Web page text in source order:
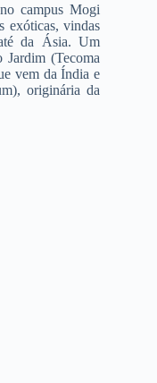
campus Mogi
exóticas, vindas
da Ásia. Um
Jardim (Tecoma
vem da Índia e
originária da